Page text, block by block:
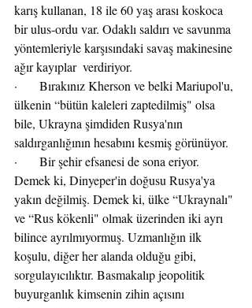
karış kullanan, 18 ile 60 yaş arası koskoca
bir ulus-ordu var. Odaklı saldırı ve savunma
yöntemleriyle karşısındaki savaş makinesine
ağır kayıplar  verdiriyor.
·       Bırakınız Kherson ve belki Mariupol'u,
ülkenin “bütün kaleleri zaptedilmiş" olsa
bile, Ukrayna şimdiden Rusya'nın
saldırganlığının hesabını kesmiş görünüyor.
·       Bir şehir efsanesi de sona eriyor.
Demek ki, Dinyeper'in doğusu Rusya'ya
yakın değilmiş. Demek ki, ülke “Ukraynalı"
ve “Rus kökenli" olmak üzerinden iki ayrı
bilince ayrılmıyormuş. Uzmanlığın ilk
koşulu, diğer her alanda olduğu gibi,
sorgulayıcılıktır. Basmakalıp jeopolitik
buyurganlık kimsenin zihin açısını